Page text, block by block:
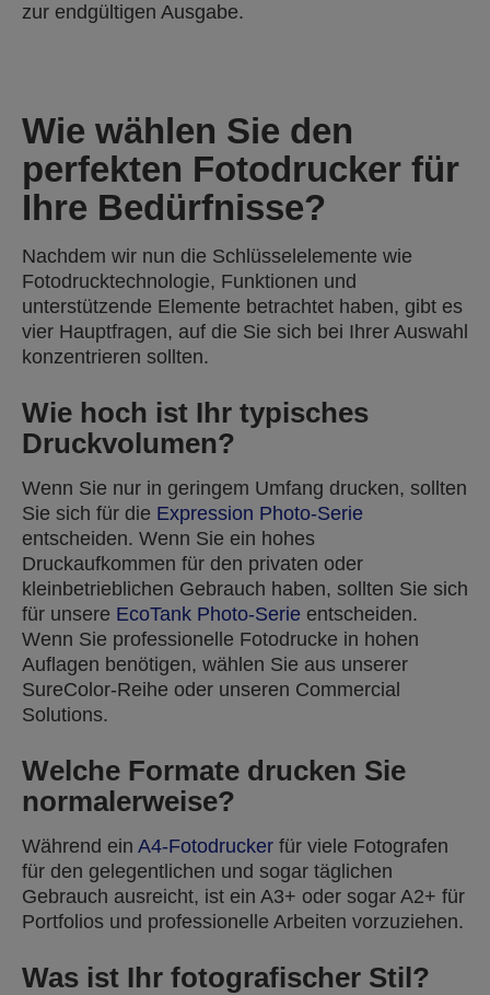
zur endgültigen Ausgabe.
Wie wählen Sie den
perfekten Fotodrucker für
Ihre Bedürfnisse?
Nachdem wir nun die Schlüsselelemente wie
Fotodrucktechnologie, Funktionen und
unterstützende Elemente betrachtet haben, gibt es
vier Hauptfragen, auf die Sie sich bei Ihrer Auswahl
konzentrieren sollten.
Wie hoch ist Ihr typisches
Druckvolumen?
Wenn Sie nur in geringem Umfang drucken, sollten
Sie sich für die Expression Photo-Serie
entscheiden. Wenn Sie ein hohes
Druckaufkommen für den privaten oder
kleinbetrieblichen Gebrauch haben, sollten Sie sich
für unsere EcoTank Photo-Serie entscheiden.
Wenn Sie professionelle Fotodrucke in hohen
Auflagen benötigen, wählen Sie aus unserer
SureColor-Reihe oder unseren Commercial
Solutions.
Welche Formate drucken Sie
normalerweise?
Während ein A4-Fotodrucker für viele Fotografen
für den gelegentlichen und sogar täglichen
Gebrauch ausreicht, ist ein A3+ oder sogar A2+ für
Portfolios und professionelle Arbeiten vorzuziehen.
Was ist Ihr fotografischer Stil?